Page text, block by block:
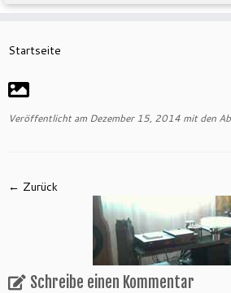
Inhalt
Startseite
Veröffentlicht am Dezember 15, 2014 mit den
← Zurück
Schreibe einen Kommentar